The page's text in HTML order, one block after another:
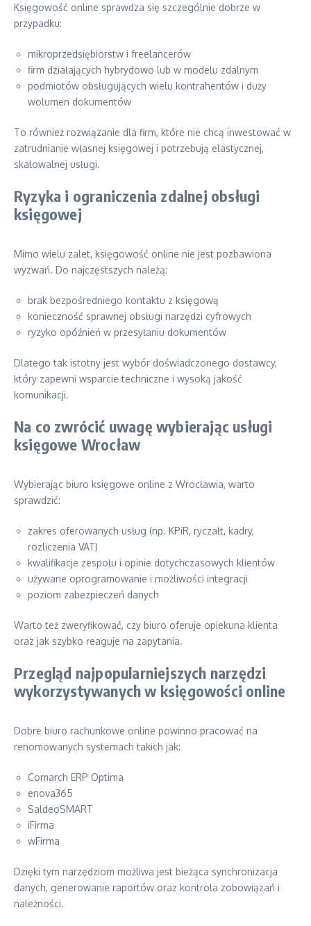
Księgowość online sprawdza się szczególnie dobrze w
przypadku:
mikroprzedsiębiorstw i freelancerów
firm działających hybrydowo lub w modelu zdalnym
podmiotów obsługujących wielu kontrahentów i duży
wolumen dokumentów
To również rozwiązanie dla firm, które nie chcą inwestować w
zatrudnianie własnej księgowej i potrzebują elastycznej,
skalowalnej usługi.
Ryzyka i ograniczenia zdalnej obsługi
księgowej
Mimo wielu zalet, księgowość online nie jest pozbawiona
wyzwań. Do najczęstszych należą:
brak bezpośredniego kontaktu z księgową
konieczność sprawnej obsługi narzędzi cyfrowych
ryzyko opóźnień w przesyłaniu dokumentów
Dlatego tak istotny jest wybór doświadczonego dostawcy,
który zapewni wsparcie techniczne i wysoką jakość
komunikacji.
Na co zwrócić uwagę wybierając usługi
księgowe Wrocław
Wybierając biuro księgowe online z Wrocławia, warto
sprawdzić:
zakres oferowanych usług (np. KPiR, ryczałt, kadry,
rozliczenia VAT)
kwalifikacje zespołu i opinie dotychczasowych klientów
używane oprogramowanie i możliwości integracji
poziom zabezpieczeń danych
Warto też zweryfikować, czy biuro oferuje opiekuna klienta
oraz jak szybko reaguje na zapytania.
Przegląd najpopularniejszych narzędzi
wykorzystywanych w księgowości online
Dobre biuro rachunkowe online powinno pracować na
renomowanych systemach takich jak:
Comarch ERP Optima
enova365
SaldeoSMART
iFirma
wFirma
Dzięki tym narzędziom możliwa jest bieżąca synchronizacja
danych, generowanie raportów oraz kontrola zobowiązań i
należności.